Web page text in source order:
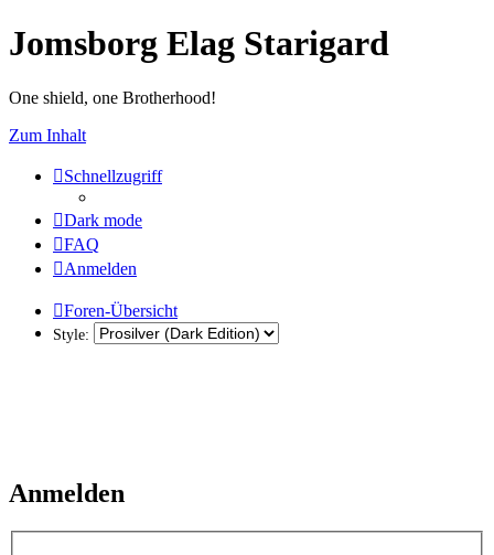
Jomsborg Elag Starigard
One shield, one Brotherhood!
Zum Inhalt
Schnellzugriff
Dark mode
FAQ
Anmelden
Foren-Übersicht
Style:
Anmelden